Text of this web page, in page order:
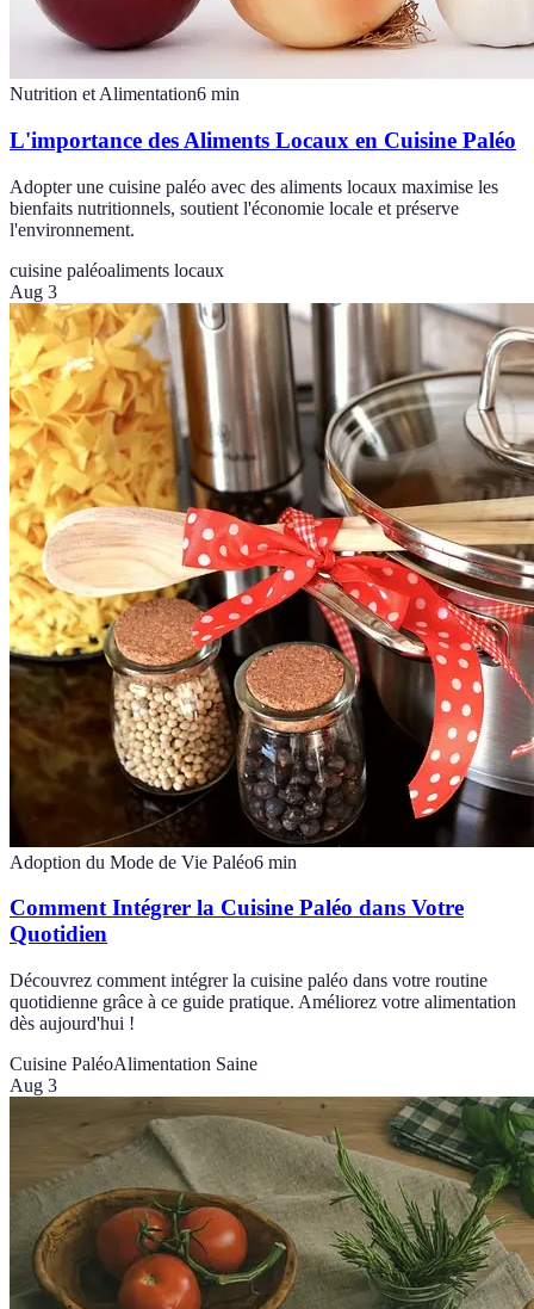
Nutrition et Alimentation6 min
L'importance des Aliments Locaux en Cuisine Paléo
Adopter une cuisine paléo avec des aliments locaux maximise les
bienfaits nutritionnels, soutient l'économie locale et préserve
l'environnement.
cuisine paléoaliments locaux
Aug 3
Adoption du Mode de Vie Paléo6 min
Comment Intégrer la Cuisine Paléo dans Votre
Quotidien
Découvrez comment intégrer la cuisine paléo dans votre routine
quotidienne grâce à ce guide pratique. Améliorez votre alimentation
dès aujourd'hui !
Cuisine PaléoAlimentation Saine
Aug 3